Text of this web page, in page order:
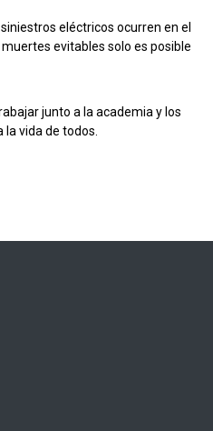
eléctricos ocurren en el
evitables solo es posible
junto a la academia y los
vida de todos.